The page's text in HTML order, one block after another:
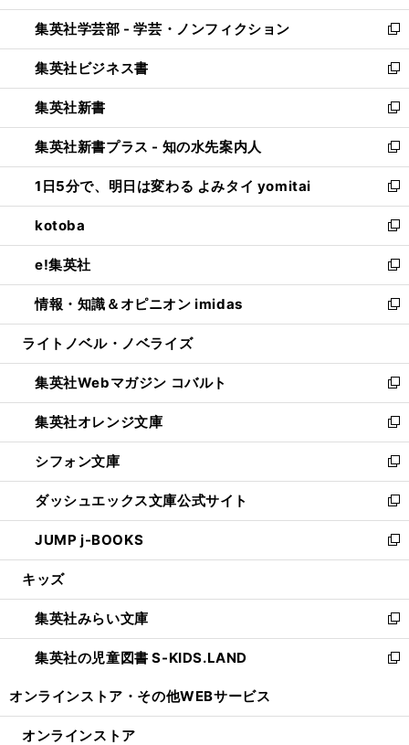
開
く
ウ
で
開
く
ン
ド
ウ
で
開
く
ウ
ィ
ン
ド
ウ
で
開
く
集英社学芸部 - 学芸・ノンフィクション
新
し
い
ウ
ィ
ン
ド
ウ
で
開
く
集英社ビジネス書
新
し
い
ウ
ィ
ン
ド
ウ
で
開
く
集英社新書
新
し
い
ウ
ィ
ン
ド
ウ
で
開
く
集英社新書プラス - 知の水先案内人
新
し
い
ウ
ィ
ン
ド
ウ
で
開
1日5分で、明日は変わる よみタイ yomitai
新
し
い
ウ
ィ
ン
ド
ウ
開
く
kotoba
新
し
い
ウ
ィ
ン
ウ
で
開
く
e!集英社
新
し
い
ウ
ン
ド
ウ
で
開
く
情報・知識＆オピニオン imidas
新
し
ウ
ィ
ン
ド
ウ
で
開
く
ライトノベル・ノベライズ
集英社Webマガジン コバルト
新
し
い
ウ
ィ
ン
ド
ウ
で
開
集英社オレンジ文庫
新
し
い
ウ
ィ
ン
ド
ウ
開
く
シフォン文庫
新
し
い
ウ
ィ
ン
ウ
で
開
く
ダッシュエックス文庫公式サイト
新
し
い
ウ
ン
ド
ウ
で
JUMP j-BOOKS
新
し
ウ
ィ
ン
ド
開
キッズ
集英社みらい文庫
新
し
い
ン
集英社の児童図書 S-KIDS.LAND
新
ウ
オンラインストア・ その他WEBサービス
オンラインストア